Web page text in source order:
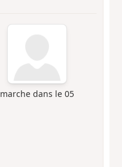
marche dans le 05